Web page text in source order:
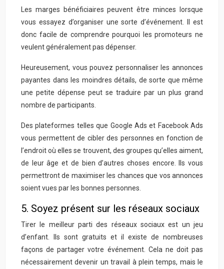
Les marges bénéficiaires peuvent être minces lorsque
vous essayez d’organiser une sorte d’événement. Il est
donc facile de comprendre pourquoi les promoteurs ne
veulent généralement pas dépenser.
Heureusement, vous pouvez personnaliser les annonces
payantes dans les moindres détails, de sorte que même
une petite dépense peut se traduire par un plus grand
nombre de participants.
Des plateformes telles que Google Ads et Facebook Ads
vous permettent de cibler des personnes en fonction de
l’endroit où elles se trouvent, des groupes qu’elles aiment,
de leur âge et de bien d’autres choses encore. Ils vous
permettront de maximiser les chances que vos annonces
soient vues par les bonnes personnes.
5. Soyez présent sur les réseaux sociaux
Tirer le meilleur parti des réseaux sociaux est un jeu
d’enfant. Ils sont gratuits et il existe de nombreuses
façons de partager votre événement. Cela ne doit pas
nécessairement devenir un travail à plein temps, mais le